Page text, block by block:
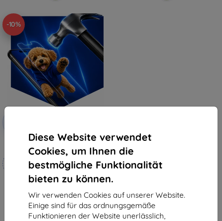
Diese Website verwendet
Cookies, um Ihnen die
bestmögliche Funktionalität
bieten zu können.
Wir verwenden Cookies auf unserer Website.
Einige sind für das ordnungsgemäße
Funktionieren der Website unerlässlich,
-10%
3mk Hammer Schutzfolie
Maßgeschneidert
hergestellt
19,90 €
17,91 €
Auf Lager 4 Stk.